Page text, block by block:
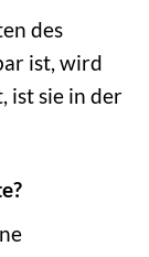
des
ist, wird
ist sie in der